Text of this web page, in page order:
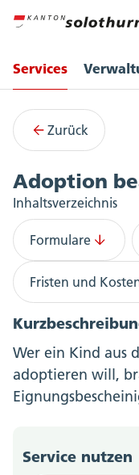
Services
Zurück
Adoption
Inhaltsverzeichnis
Formulare
Fristen und
Wer ein Kind aus
adoptieren will,
Service nutzen